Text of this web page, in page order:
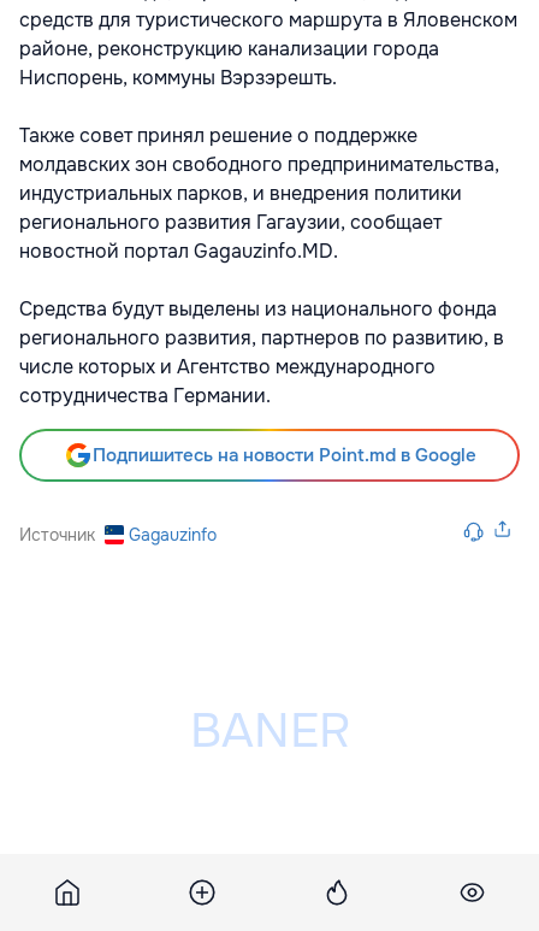
средств для туристического маршрута в Яловенском
районе, реконструкцию канализации города
Ниспорень, коммуны Вэрзэрешть.
Также совет принял решение о поддержке
молдавских зон свободного предпринимательства,
индустриальных парков, и внедрения политики
регионального развития Гагаузии, сообщает
новостной портал Gagauzinfo.MD.
Средства будут выделены из национального фонда
регионального развития, партнеров по развитию, в
числе которых и Агентство международного
сотрудничества Германии.
Подпишитесь на новости Point.md в Google
Источник Gagauzinfo
Разместить рекламу на сайте